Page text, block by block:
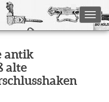
antik
alte